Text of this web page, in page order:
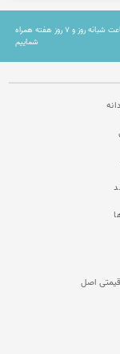
۲۴ ساعت شبانه روز و ۷ روز هفته همراه
شماییم
اصل